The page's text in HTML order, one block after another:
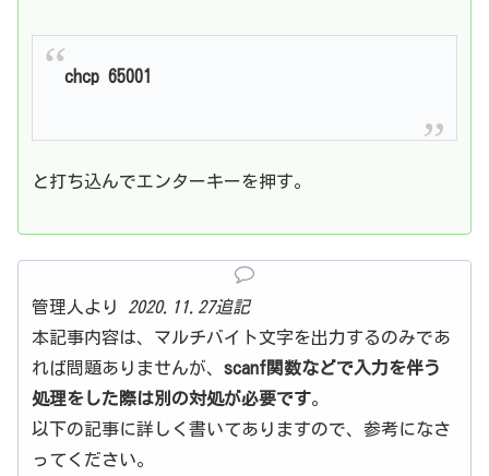
chcp 65001
と打ち込んでエンターキーを押す。
管理人より
2020.11.27追記
本記事内容は、マルチバイト文字を出力するのみであ
れば問題ありませんが、 scanf関数などで入力を伴う
処理をした際は別の対処が必要です。
以下の記事に詳しく書いてありますので、参考になさ
ってください。